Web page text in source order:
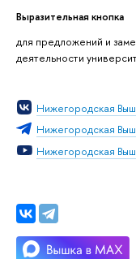
Выразительная кнопка
для предложений и
деятельности
Нижегородская
Нижегородская
Нижегородская